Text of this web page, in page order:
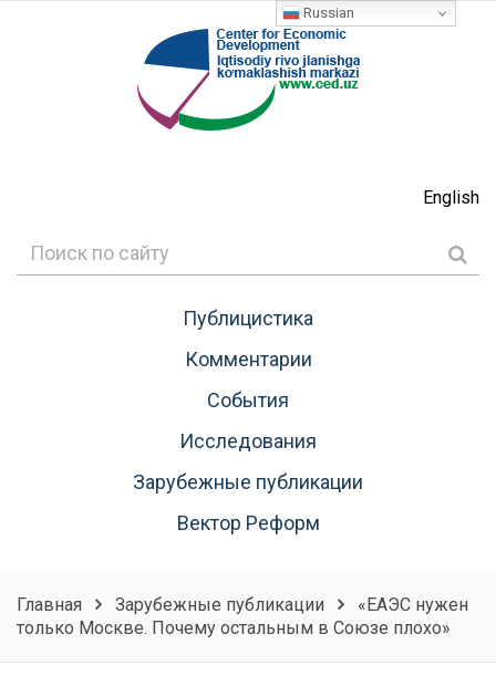
English
Публицистика
Комментарии
События
Исследования
Зарубежные публикации
Вектор Реформ
Главная Зарубежные публикации
«ЕАЭС нужен
только Москве. Почему остальным в Союзе плохо»
Russian